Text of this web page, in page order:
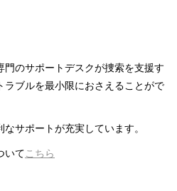
のサポートデスクが捜索を支援す
ラブルを最小限におさえることがで
サポートが充実しています。
いて こちら